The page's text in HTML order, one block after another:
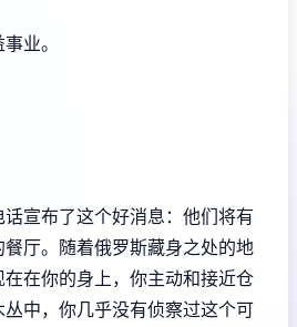
业。
宣布了这个好消息：他们将有
厅。随着俄罗斯藏身之处的地
在你的身上，你主动和接近仓
中，你几乎没有侦察过这个可